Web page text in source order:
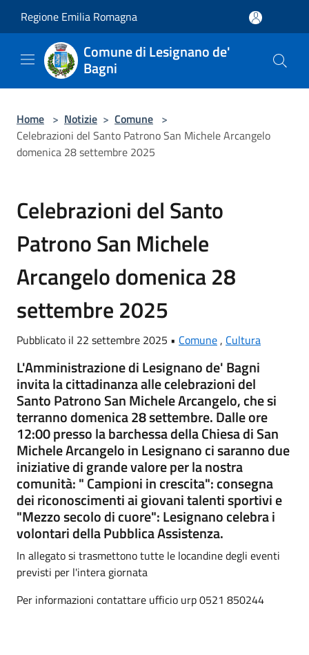
Regione Emilia Romagna
Comune di Lesignano de'
Bagni
Home > Notizie > Comune >
Celebrazioni del Santo Patrono San Michele Arcangelo
domenica 28 settembre 2025
Celebrazioni del Santo
Patrono San Michele
Arcangelo domenica 28
settembre 2025
Pubblicato il 22 settembre 2025 • Comune , Cultura
L'Amministrazione di Lesignano de' Bagni
invita la cittadinanza alle celebrazioni del
Santo Patrono San Michele Arcangelo, che si
terranno domenica 28 settembre. Dalle ore
12:00 presso la barchessa della Chiesa di San
Michele Arcangelo in Lesignano ci saranno due
iniziative di grande valore per la nostra
comunità: " Campioni in crescita": consegna
dei riconoscimenti ai giovani talenti sportivi e
"Mezzo secolo di cuore": Lesignano celebra i
volontari della Pubblica Assistenza.
In allegato si trasmettono tutte le locandine degli eventi
previsti per l'intera giornata
Per informazioni contattare ufficio urp 0521 850244